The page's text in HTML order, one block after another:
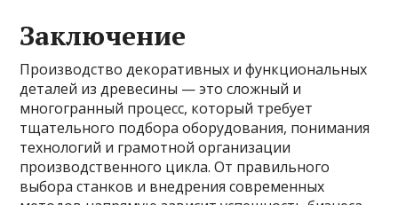
Заключение
Производство декоративных и функциональных
деталей из древесины — это сложный и
многогранный процесс, который требует
тщательного подбора оборудования, понимания
технологий и грамотной организации
производственного цикла. От правильного
выбора станков и внедрения современных